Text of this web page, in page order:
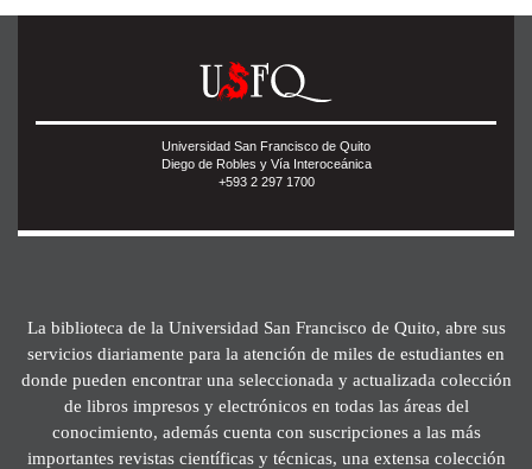
Universidad San Francisco de Quito
Diego de Robles y Vía Interoceánica
+593 2 297 1700
La biblioteca de la Universidad San Francisco de Quito, abre sus
servicios diariamente para la atención de miles de estudiantes en
donde pueden encontrar una seleccionada y actualizada colección
de libros impresos y electrónicos en todas las áreas del
conocimiento, además cuenta con suscripciones a las más
importantes revistas científicas y técnicas, una extensa colección